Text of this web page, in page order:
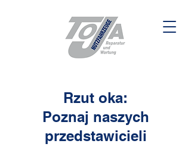
Rzut oka:
Poznaj naszych
przedstawicieli